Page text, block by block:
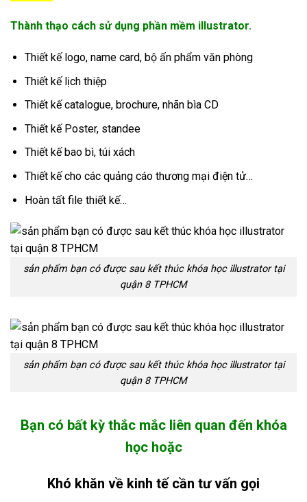
Thành thạo cách sử dụng phần mềm illustrator.
Thiết kế logo, name card, bộ ấn phẩm văn phòng
Thiết kế lịch thiệp
Thiết kế catalogue, brochure, nhãn bìa CD
Thiết kế Poster, standee
Thiết kế bao bì, túi xách
Thiết kế cho các quảng cáo thương mại điện tử…
Hoàn tất file thiết kế…
sản phẩm bạn có được sau kết thúc khóa học illustrator tại
quận 8 TPHCM
sản phẩm bạn có được sau kết thúc khóa học illustrator tại
quận 8 TPHCM
Bạn có bất kỳ thắc mắc liên quan đến khóa
học hoặc
Khó khăn về kinh tế cần tư vấn gọi